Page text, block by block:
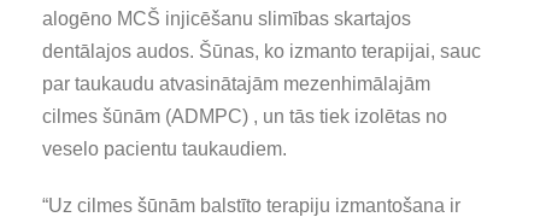
alogēno MCŠ injicēšanu slimības skartajos
dentālajos audos. Šūnas, ko izmanto terapijai, sauc
par taukaudu atvasinātajām mezenhimālajām
cilmes šūnām (ADMPC) , un tās tiek izolētas no
veselo pacientu taukaudiem.
“Uz cilmes šūnām balstīto terapiju izmantošana ir